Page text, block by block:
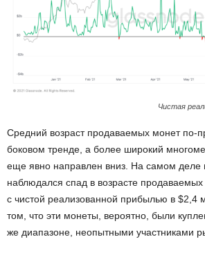
Чистая
Средний возраст продаваемых монет по-
боковом тренде, а более широкий
еще явно направлен вниз. На самом деле
наблюдался спад в возрасте
с чистой реализованной прибылью в $2,4
том, что эти монеты, вероятно, были
же диапазоне, неопытными участниками